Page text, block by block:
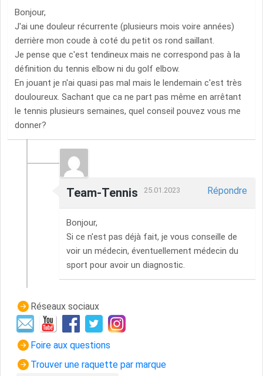
Bonjour,
J'ai une douleur récurrente (plusieurs mois voire années)
derrière mon coude à coté du petit os rond saillant.
Je pense que c'est tendineux mais ne correspond pas à la
définition du tennis elbow ni du golf elbow.
En jouant je n'ai quasi pas mal mais le lendemain c'est très
douloureux. Sachant que ca ne part pas même en arrêtant
le tennis plusieurs semaines, quel conseil pouvez vous me
donner?
Team-Tennis 25.01.2023 Répondre
Bonjour,
Si ce n'est pas déjà fait, je vous conseille de
voir un médecin, éventuellement médecin du
sport pour avoir un diagnostic.
Réseaux sociaux
Foire aux questions
Trouver une raquette par marque